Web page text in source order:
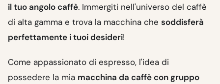
il tuo angolo caffè. Immergiti nell'universo del caffè
di alta gamma e trova la macchina che soddisferà
perfettamente i tuoi desideri!
Come appassionato di espresso, l'idea di
possedere la mia macchina da caffè con gruppo